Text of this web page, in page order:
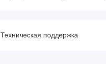
Техническая поддержка